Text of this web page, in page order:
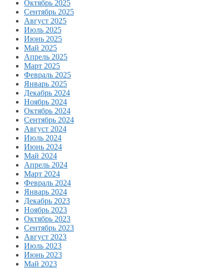
Октябрь 2025
Сентябрь 2025
Август 2025
Июль 2025
Июнь 2025
Май 2025
Апрель 2025
Март 2025
Февраль 2025
Январь 2025
Декабрь 2024
Ноябрь 2024
Октябрь 2024
Сентябрь 2024
Август 2024
Июль 2024
Июнь 2024
Май 2024
Апрель 2024
Март 2024
Февраль 2024
Январь 2024
Декабрь 2023
Ноябрь 2023
Октябрь 2023
Сентябрь 2023
Август 2023
Июль 2023
Июнь 2023
Май 2023